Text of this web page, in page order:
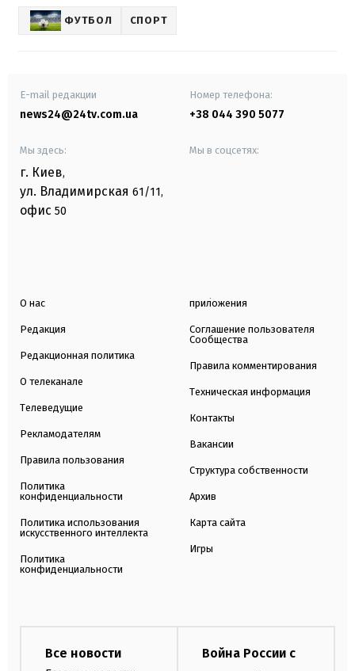
ФУТБОЛ СПОРТ
E-mail редакции
news24@24tv.com.ua
Номер телефона:
+38 044 390 5077
Мы здесь:
г. Киев,
ул. Владимирская 61/11,
офис 50
Мы в соцсетях:
О нас
Редакция
Редакционная политика
О телеканале
Телеведущие
Рекламодателям
Правила пользования
Политика
конфиденциальности
Политика использования
искусственного интеллекта
Политика
конфиденциальности
приложения
Соглашение пользователя
Сообщества
Правила комментирования
Техническая информация
Контакты
Вакансии
Структура собственности
Архив
Карта сайта
Игры
Все новости
Война России с